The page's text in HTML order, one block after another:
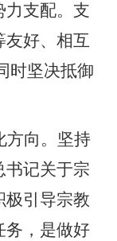
力支配。支
友好、相互
时坚决抵御
方向。坚持
书记关于宗
极引导宗教
务，是做好